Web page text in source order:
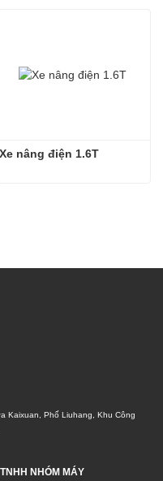
Xe nâng điện 1.6T
Kaixuan, Phố Liuhang, Khu Công
NHÓM MÁY